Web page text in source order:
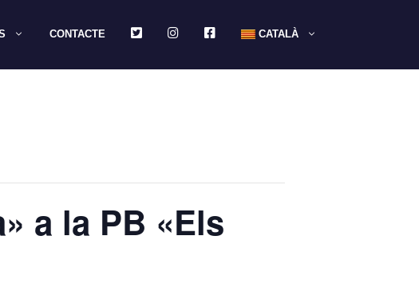
CONTACTE TWITTERINSTAGRAMFACEBOOKCATALÀ
a la PB «Els